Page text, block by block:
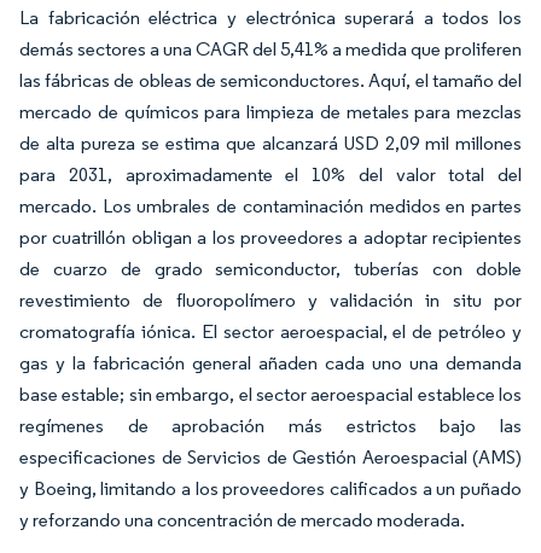
La fabricación eléctrica y electrónica superará a todos los
demás sectores a una CAGR del 5,41% a medida que proliferen
las fábricas de obleas de semiconductores. Aquí, el tamaño del
mercado de químicos para limpieza de metales para mezclas
de alta pureza se estima que alcanzará USD 2,09 mil millones
para 2031, aproximadamente el 10% del valor total del
mercado. Los umbrales de contaminación medidos en partes
por cuatrillón obligan a los proveedores a adoptar recipientes
de cuarzo de grado semiconductor, tuberías con doble
revestimiento de fluoropolímero y validación in situ por
cromatografía iónica. El sector aeroespacial, el de petróleo y
gas y la fabricación general añaden cada uno una demanda
base estable; sin embargo, el sector aeroespacial establece los
regímenes de aprobación más estrictos bajo las
especificaciones de Servicios de Gestión Aeroespacial (AMS)
y Boeing, limitando a los proveedores calificados a un puñado
y reforzando una concentración de mercado moderada.